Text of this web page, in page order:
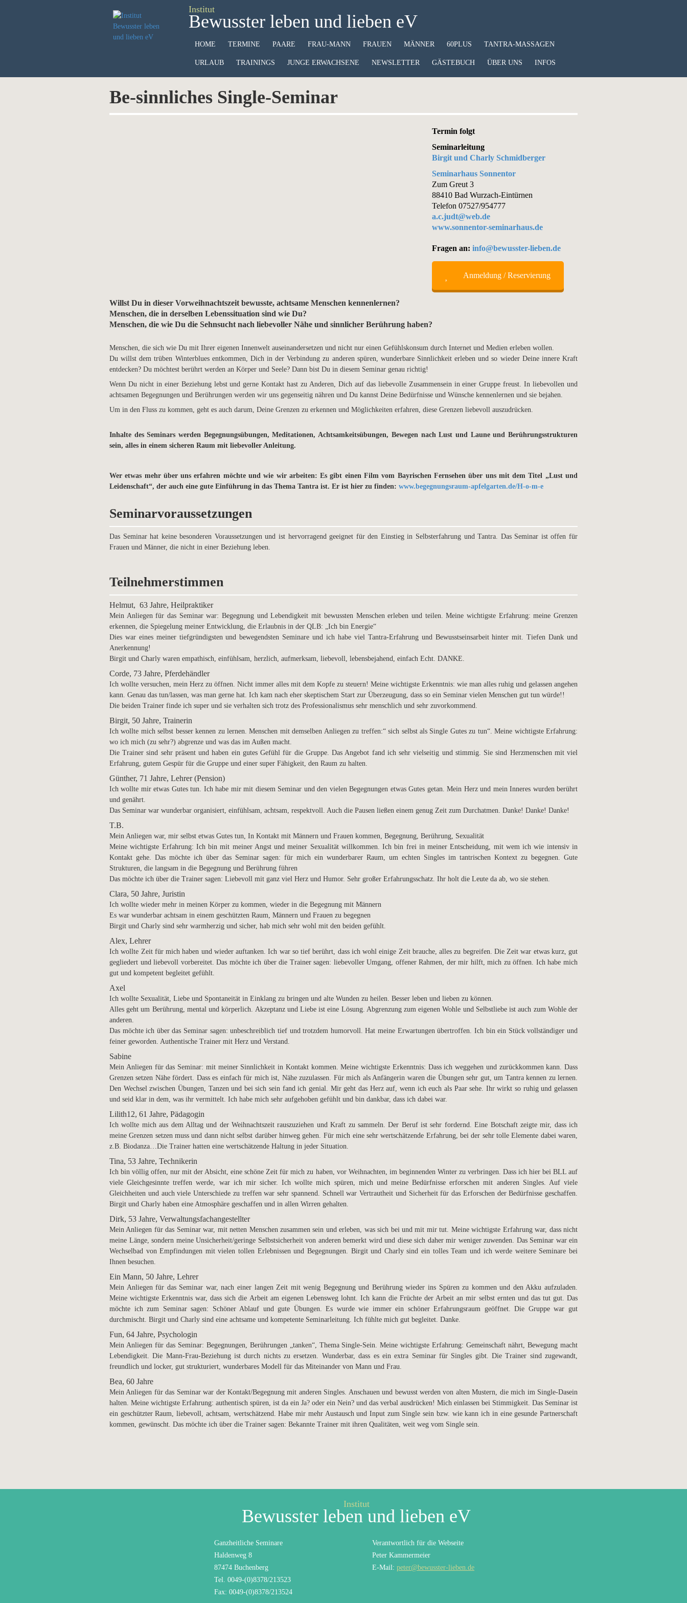
Institut
Bewusster leben und lieben eV
HOME TERMINE PAARE FRAU-MANN FRAUEN MÄNNER 60PLUS TANTRA-MASSAGEN
URLAUB TRAININGS JUNGE ERWACHSENE NEWSLETTER GÄSTEBUCH ÜBER UNS INFOS
Be-sinnliches Single-Seminar
Termin folgt
Seminarleitung
Birgit und Charly Schmidberger
Seminarhaus Sonnentor
Zum Greut 3
88410 Bad Wurzach-Eintürnen
Telefon 07527/954777
a.c.judt@web.de
www.sonnentor-seminarhaus.de
Fragen an: info@bewusster-lieben.de
Anmeldung / Reservierung
Willst Du in dieser Vorweihnachtszeit bewusste, achtsame Menschen kennenlernen?
Menschen, die in derselben Lebenssituation sind wie Du?
Menschen, die wie Du die Sehnsucht nach liebevoller Nähe und sinnlicher Berührung haben?
Menschen, die sich wie Du mit Ihrer eigenen Innenwelt auseinandersetzen und nicht nur einen Gefühlskonsum durch Internet und Medien erleben wollen.
Du willst dem trüben Winterblues entkommen, Dich in der Verbindung zu anderen spüren, wunderbare Sinnlichkeit erleben und so wieder Deine innere Kraft
entdecken? Du möchtest berührt werden an Körper und Seele? Dann bist Du in diesem Seminar genau richtig!
Wenn Du nicht in einer Beziehung lebst und gerne Kontakt hast zu Anderen, Dich auf das liebevolle Zusammensein in einer Gruppe freust. In liebevollen und
achtsamen Begegnungen und Berührungen werden wir uns gegenseitig nähren und Du kannst Deine Bedürfnisse und Wünsche kennenlernen und sie bejahen.
Um in den Fluss zu kommen, geht es auch darum, Deine Grenzen zu erkennen und Möglichkeiten erfahren, diese Grenzen liebevoll auszudrücken.
Inhalte des Seminars werden Begegnungsübungen, Meditationen, Achtsamkeitsübungen, Bewegen nach Lust und Laune und Berührungsstrukturen
sein, alles in einem sicheren Raum mit liebevoller Anleitung.
Wer etwas mehr über uns erfahren möchte und wie wir arbeiten: Es gibt einen Film vom Bayrischen Fernsehen über uns mit dem Titel „Lust und
Leidenschaft“, der auch eine gute Einführung in das Thema Tantra ist. Er ist hier zu finden: www.begegnungsraum-apfelgarten.de/H-o-m-e
Seminarvoraussetzungen
Das Seminar hat keine besonderen Voraussetzungen und ist hervorragend geeignet für den Einstieg in Selbsterfahrung und Tantra. Das Seminar ist offen für
Frauen und Männer, die nicht in einer Beziehung leben.
Teilnehmerstimmen
Helmut, 63 Jahre, Heilpraktiker
Mein Anliegen für das Seminar war: Begegnung und Lebendigkeit mit bewussten Menschen erleben und teilen. Meine wichtigste Erfahrung: meine Grenzen
erkennen, die Spiegelung meiner Entwicklung, die Erlaubnis in der QLB: „Ich bin Energie“
Dies war eines meiner tiefgründigsten und bewegendsten Seminare und ich habe viel Tantra-Erfahrung und Bewusstseinsarbeit hinter mit. Tiefen Dank und
Anerkennung!
Birgit und Charly waren empathisch, einfühlsam, herzlich, aufmerksam, liebevoll, lebensbejahend, einfach Echt. DANKE.
Corde, 73 Jahre, Pferdehändler
Ich wollte versuchen, mein Herz zu öffnen. Nicht immer alles mit dem Kopfe zu steuern! Meine wichtigste Erkenntnis: wie man alles ruhig und gelassen angehen
kann. Genau das tun/lassen, was man gerne hat. Ich kam nach eher skeptischem Start zur Überzeugung, dass so ein Seminar vielen Menschen gut tun würde!!
Die beiden Trainer finde ich super und sie verhalten sich trotz des Professionalismus sehr menschlich und sehr zuvorkommend.
Birgit, 50 Jahre, Trainerin
Ich wollte mich selbst besser kennen zu lernen. Menschen mit demselben Anliegen zu treffen:“ sich selbst als Single Gutes zu tun“. Meine wichtigste Erfahrung:
wo ich mich (zu sehr?) abgrenze und was das im Außen macht.
Die Trainer sind sehr präsent und haben ein gutes Gefühl für die Gruppe. Das Angebot fand ich sehr vielseitig und stimmig. Sie sind Herzmenschen mit viel
Erfahrung, gutem Gespür für die Gruppe und einer super Fähigkeit, den Raum zu halten.
Günther, 71 Jahre, Lehrer (Pension)
Ich wollte mir etwas Gutes tun. Ich habe mir mit diesem Seminar und den vielen Begegnungen etwas Gutes getan. Mein Herz und mein Inneres wurden berührt
und genährt.
Das Seminar war wunderbar organisiert, einfühlsam, achtsam, respektvoll. Auch die Pausen ließen einem genug Zeit zum Durchatmen. Danke! Danke! Danke!
T.B.
Mein Anliegen war, mir selbst etwas Gutes tun, In Kontakt mit Männern und Frauen kommen, Begegnung, Berührung, Sexualität
Meine wichtigste Erfahrung: Ich bin mit meiner Angst und meiner Sexualität willkommen. Ich bin frei in meiner Entscheidung, mit wem ich wie intensiv in
Kontakt gehe. Das möchte ich über das Seminar sagen: für mich ein wunderbarer Raum, um echten Singles im tantrischen Kontext zu begegnen. Gute
Strukturen, die langsam in die Begegnung und Berührung führen
Das möchte ich über die Trainer sagen: Liebevoll mit ganz viel Herz und Humor. Sehr großer Erfahrungsschatz. Ihr holt die Leute da ab, wo sie stehen.
Clara, 50 Jahre, Juristin
Ich wollte wieder mehr in meinen Körper zu kommen, wieder in die Begegnung mit Männern
Es war wunderbar achtsam in einem geschützten Raum, Männern und Frauen zu begegnen
Birgit und Charly sind sehr warmherzig und sicher, hab mich sehr wohl mit den beiden gefühlt.
Alex, Lehrer
Ich wollte Zeit für mich haben und wieder auftanken. Ich war so tief berührt, dass ich wohl einige Zeit brauche, alles zu begreifen. Die Zeit war etwas kurz, gut
gegliedert und liebevoll vorbereitet. Das möchte ich über die Trainer sagen: liebevoller Umgang, offener Rahmen, der mir hilft, mich zu öffnen. Ich habe mich
gut und kompetent begleitet gefühlt.
Axel
Ich wollte Sexualität, Liebe und Spontaneität in Einklang zu bringen und alte Wunden zu heilen. Besser leben und lieben zu können.
Alles geht um Berührung, mental und körperlich. Akzeptanz und Liebe ist eine Lösung. Abgrenzung zum eigenen Wohle und Selbstliebe ist auch zum Wohle der
anderen.
Das möchte ich über das Seminar sagen: unbeschreiblich tief und trotzdem humorvoll. Hat meine Erwartungen übertroffen. Ich bin ein Stück vollständiger und
feiner geworden. Authentische Trainer mit Herz und Verstand.
Sabine
Mein Anliegen für das Seminar: mit meiner Sinnlichkeit in Kontakt kommen. Meine wichtigste Erkenntnis: Dass ich weggehen und zurückkommen kann. Dass
Grenzen setzen Nähe fördert. Dass es einfach für mich ist, Nähe zuzulassen. Für mich als Anfängerin waren die Übungen sehr gut, um Tantra kennen zu lernen.
Den Wechsel zwischen Übungen, Tanzen und bei sich sein fand ich genial. Mir geht das Herz auf, wenn ich euch als Paar sehe. Ihr wirkt so ruhig und gelassen
und seid klar in dem, was ihr vermittelt. Ich habe mich sehr aufgehoben gefühlt und bin dankbar, dass ich dabei war.
Lilith12, 61 Jahre, Pädagogin
Ich wollte mich aus dem Alltag und der Weihnachtszeit rauszuziehen und Kraft zu sammeln. Der Beruf ist sehr fordernd. Eine Botschaft zeigte mir, dass ich
meine Grenzen setzen muss und dann nicht selbst darüber hinweg gehen. Für mich eine sehr wertschätzende Erfahrung, bei der sehr tolle Elemente dabei waren,
z.B. Biodanza…Die Trainer hatten eine wertschätzende Haltung in jeder Situation.
Tina, 53 Jahre, Technikerin
Ich bin völlig offen, nur mit der Absicht, eine schöne Zeit für mich zu haben, vor Weihnachten, im beginnenden Winter zu verbringen. Dass ich hier bei BLL auf
viele Gleichgesinnte treffen werde, war ich mir sicher. Ich wollte mich spüren, mich und meine Bedürfnisse erforschen mit anderen Singles. Auf viele
Gleichheiten und auch viele Unterschiede zu treffen war sehr spannend. Schnell war Vertrautheit und Sicherheit für das Erforschen der Bedürfnisse geschaffen.
Birgit und Charly haben eine Atmosphäre geschaffen und in allen Wirren gehalten.
Dirk, 53 Jahre, Verwaltungsfachangestellter
Mein Anliegen für das Seminar war, mit netten Menschen zusammen sein und erleben, was sich bei und mit mir tut. Meine wichtigste Erfahrung war, dass nicht
meine Länge, sondern meine Unsicherheit/geringe Selbstsicherheit von anderen bemerkt wird und diese sich daher mir weniger zuwenden. Das Seminar war ein
Wechselbad von Empfindungen mit vielen tollen Erlebnissen und Begegnungen. Birgit und Charly sind ein tolles Team und ich werde weitere Seminare bei
Ihnen besuchen.
Ein Mann, 50 Jahre, Lehrer
Mein Anliegen für das Seminar war, nach einer langen Zeit mit wenig Begegnung und Berührung wieder ins Spüren zu kommen und den Akku aufzuladen.
Meine wichtigste Erkenntnis war, dass sich die Arbeit am eigenen Lebensweg lohnt. Ich kann die Früchte der Arbeit an mir selbst ernten und das tut gut. Das
möchte ich zum Seminar sagen: Schöner Ablauf und gute Übungen. Es wurde wie immer ein schöner Erfahrungsraum geöffnet. Die Gruppe war gut
durchmischt. Birgit und Charly sind eine achtsame und kompetente Seminarleitung. Ich fühlte mich gut begleitet. Danke.
Fun, 64 Jahre, Psychologin
Mein Anliegen für das Seminar: Begegnungen, Berührungen „tanken“, Thema Single-Sein. Meine wichtigste Erfahrung: Gemeinschaft nährt, Bewegung macht
Lebendigkeit. Die Mann-Frau-Beziehung ist durch nichts zu ersetzen. Wunderbar, dass es ein extra Seminar für Singles gibt. Die Trainer sind zugewandt,
freundlich und locker, gut strukturiert, wunderbares Modell für das Miteinander von Mann und Frau.
Bea, 60 Jahre
Mein Anliegen für das Seminar war der Kontakt/Begegnung mit anderen Singles. Anschauen und bewusst werden von alten Mustern, die mich im Single-Dasein
halten. Meine wichtigste Erfahrung: authentisch spüren, ist da ein Ja? oder ein Nein? und das verbal ausdrücken! Mich einlassen bei Stimmigkeit. Das Seminar ist
ein geschützter Raum, liebevoll, achtsam, wertschätzend. Habe mir mehr Austausch und Input zum Single sein bzw. wie kann ich in eine gesunde Partnerschaft
kommen, gewünscht. Das möchte ich über die Trainer sagen: Bekannte Trainer mit ihren Qualitäten, weit weg vom Single sein.
Institut
Bewusster leben und lieben eV
Ganzheitliche Seminare
Haldenweg 8
87474 Buchenberg
Tel. 0049-(0)8378/213523
Fax: 0049-(0)8378/213524
Verantwortlich für die Webseite
Peter Kammermeier
E-Mail: peter@bewusster-lieben.de